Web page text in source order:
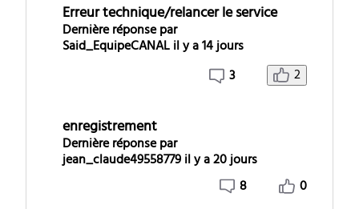
Erreur technique/relancer le service
Dernière réponse par
Said_EquipeCANAL il y a 14 jours
3
2
enregistrement
Dernière réponse par
jean_claude49558779 il y a 20 jours
8
0